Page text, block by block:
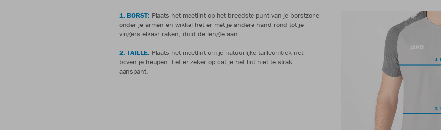
1. BORST: Plaats het meetlint op het breedste punt van je borstzone
onder je armen en wikkel het er met je andere hand rond tot je
vingers elkaar raken; duid de lengte aan.
2. TAILLE: Plaats het meetlint om je natuurlijke tailleomtrek net
boven je heupen. Let er zeker op dat je het lint niet te strak
aanspant.